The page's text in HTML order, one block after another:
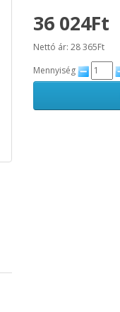
36 024Ft
Nettó ár: 28 365Ft
Mennyiség